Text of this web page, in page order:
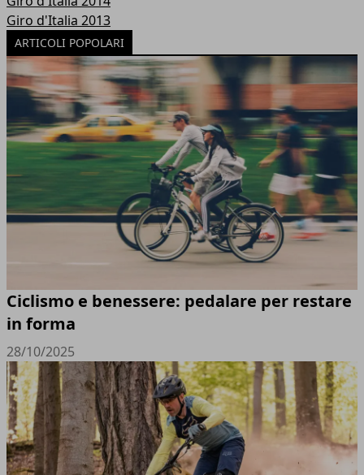
Giro d'Italia 2013
ARTICOLI POPOLARI
Ciclismo e benessere: pedalare per restare
in forma
28/10/2025